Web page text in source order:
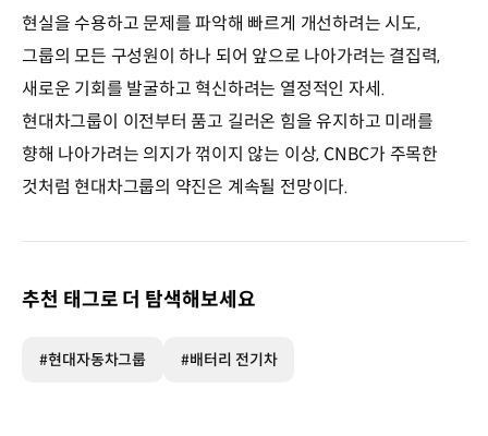
현실을 수용하고 문제를 파악해 빠르게 개선하려는 시도,
그룹의 모든 구성원이 하나 되어 앞으로 나아가려는 결집력,
새로운 기회를 발굴하고 혁신하려는 열정적인 자세.
현대차그룹이 이전부터 품고 길러온 힘을 유지하고 미래를
향해 나아가려는 의지가 꺾이지 않는 이상, CNBC가 주목한
것처럼 현대차그룹의 약진은 계속될 전망이다.
추천 태그로 더 탐색해보세요
#현대자동차그룹 #배터리 전기차